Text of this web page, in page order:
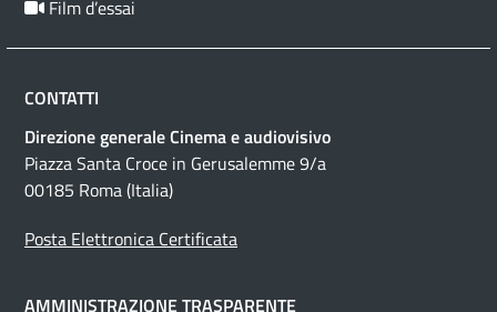
Film d’essai
CONTATTI
Direzione generale Cinema e audiovisivo
Piazza Santa Croce in Gerusalemme 9/a
00185 Roma (Italia)
Posta Elettronica Certificata
AMMINISTRAZIONE TRASPARENTE